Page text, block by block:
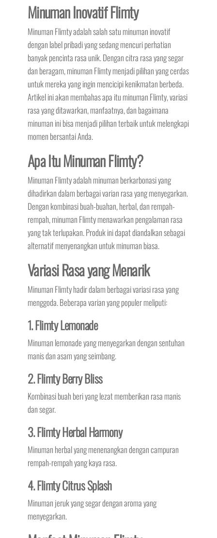
Minuman Inovatif Flimty
Minuman Flimty adalah salah satu minuman inovatif
dengan label pribadi yang sedang mencuri perhatian
banyak pencinta rasa unik. Dengan citra rasa yang segar
dan beragam, minuman Flimty menjadi pilihan yang cerdas
untuk mereka yang ingin mencicipi kenikmatan berbeda.
Artikel ini akan membahas apa itu minuman Flimty, variasi
rasa yang ditawarkan, manfaatnya, dan bagaimana
minuman ini bisa menjadi pilihan terbaik untuk melengkapi
momen bersantai Anda.
Apa Itu Minuman Flimty?
Minuman Flimty adalah minuman berkarbonasi yang
dihadirkan dalam berbagai varian rasa yang menyegarkan.
Dengan kombinasi buah-buahan, herbal, dan rempah-
rempah, minuman Flimty menawarkan pengalaman rasa
yang tak terlupakan. Produk ini dapat diandalkan sebagai
alternatif menyenangkan untuk minuman biasa.
Variasi Rasa yang Menarik
Minuman Flimty hadir dalam berbagai variasi rasa yang
menggoda. Beberapa varian yang populer meliputi:
1. Flimty Lemonade
Minuman lemonade yang menyegarkan dengan sentuhan
manis dan asam yang seimbang.
2. Flimty Berry Bliss
Kombinasi buah beri yang lezat memberikan rasa manis
dan segar.
3. Flimty Herbal Harmony
Minuman herbal yang menenangkan dengan campuran
rempah-rempah yang kaya rasa.
4. Flimty Citrus Splash
Minuman jeruk yang segar dengan aroma yang
menyegarkan.